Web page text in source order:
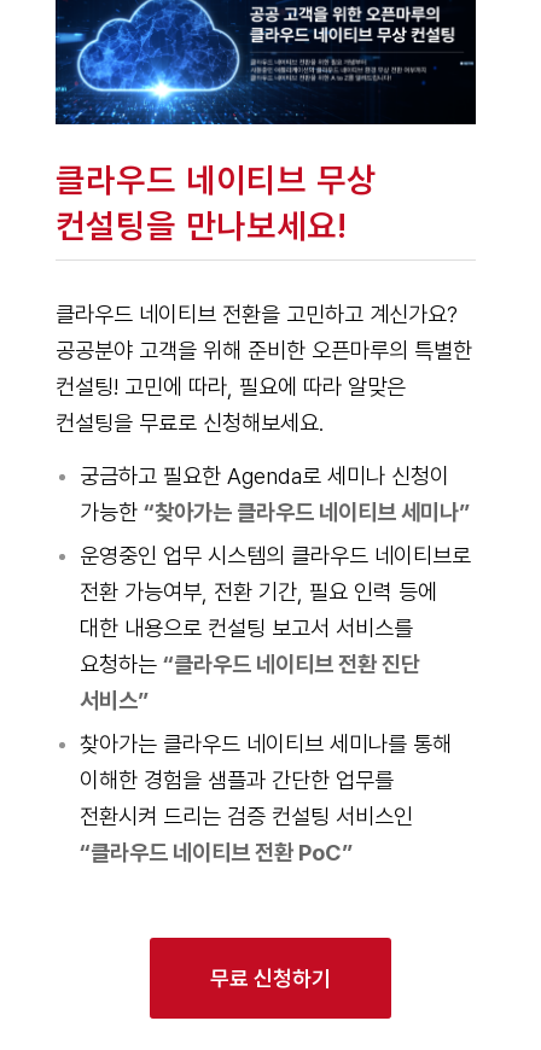
클라우드 네이티브 무상
컨설팅을 만나보세요!
클라우드 네이티브 전환을 고민하고 계신가요?
공공분야 고객을 위해 준비한 오픈마루의 특별한
컨설팅! 고민에 따라, 필요에 따라 알맞은
컨설팅을 무료로 신청해보세요.
궁금하고 필요한 Agenda로 세미나 신청이
가능한 “찾아가는 클라우드 네이티브 세미나”
운영중인 업무 시스템의 클라우드 네이티브로
전환 가능여부, 전환 기간, 필요 인력 등에
대한 내용으로 컨설팅 보고서 서비스를
요청하는 “클라우드 네이티브 전환 진단
서비스”
찾아가는 클라우드 네이티브 세미나를 통해
이해한 경험을 샘플과 간단한 업무를
전환시켜 드리는 검증 컨설팅 서비스인
“클라우드 네이티브 전환 PoC”
무료 신청하기